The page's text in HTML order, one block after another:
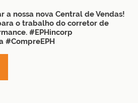
a nossa nova Central de Vendas!
o trabalho do corretor de
#EPHincorp
#CompreEPH